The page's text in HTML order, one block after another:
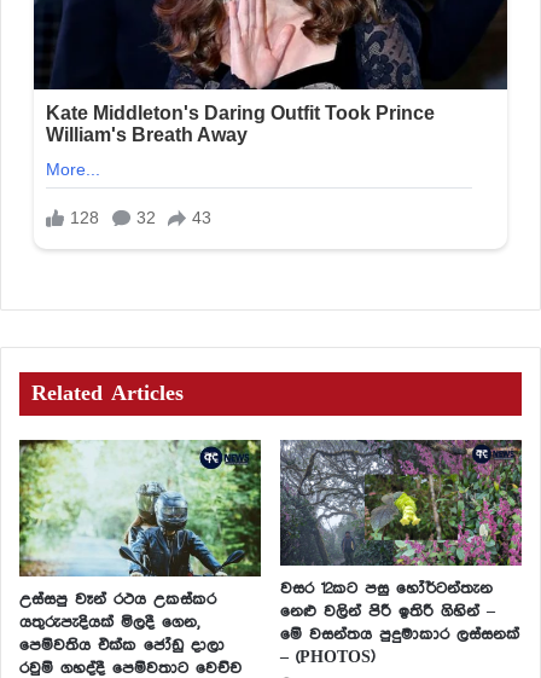
Related Articles
උස්සපු වෑන් රථය උකස්කර
යතුරුපැදියක් මිලදී ගෙන,
පෙම්වතිය එක්ක ජෝඩු දාලා
රවුම් ගහද්දී පෙම්වතාට වෙච්ච
වසර 12කට පසු හෝර්ටන්තැන
නෙළු වලින් පිරී ඉතිරී ගිහින් –
මේ වසන්තය පුදුමාකාර ලස්සනක්
– (PHOTOS)